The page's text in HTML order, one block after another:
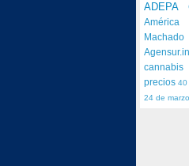
ADEPA
precios40
24 de marzo